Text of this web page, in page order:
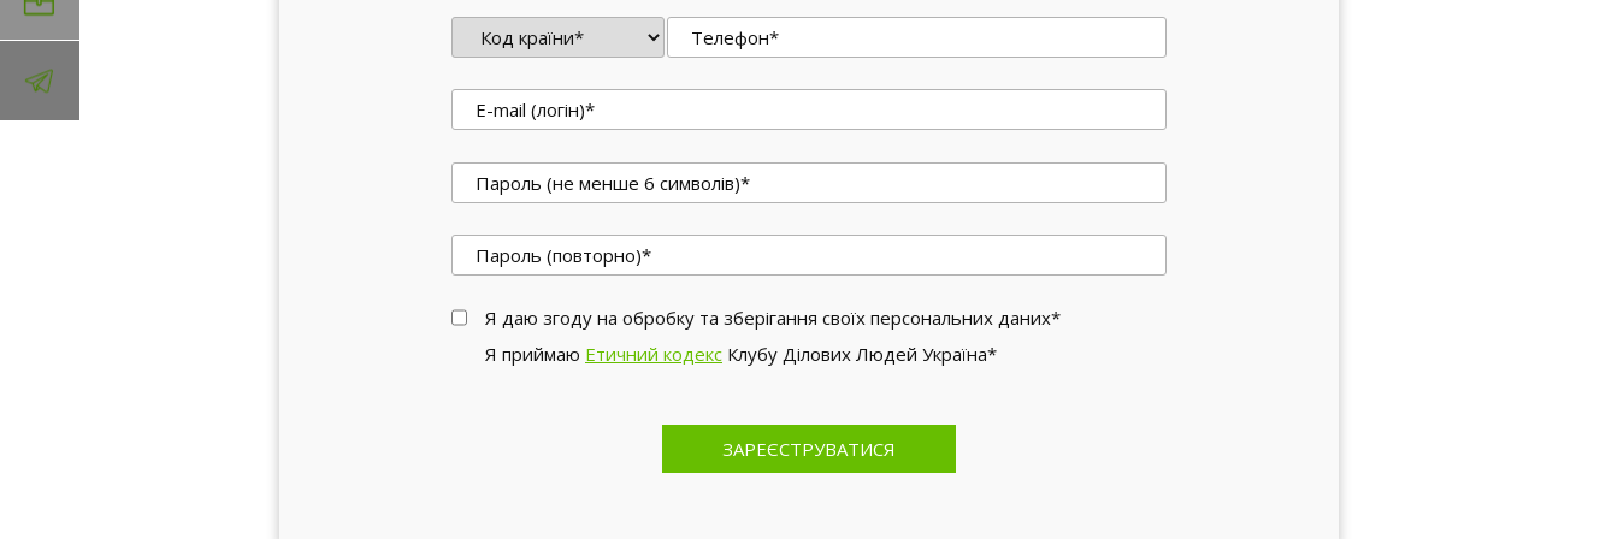
Я даю згоду на обробку та зберігання своїх персональних даних*
Я приймаю Етичний кодекс Клубу Ділових Людей Україна*
ЗАРЕЄСТРУВАТИСЯ